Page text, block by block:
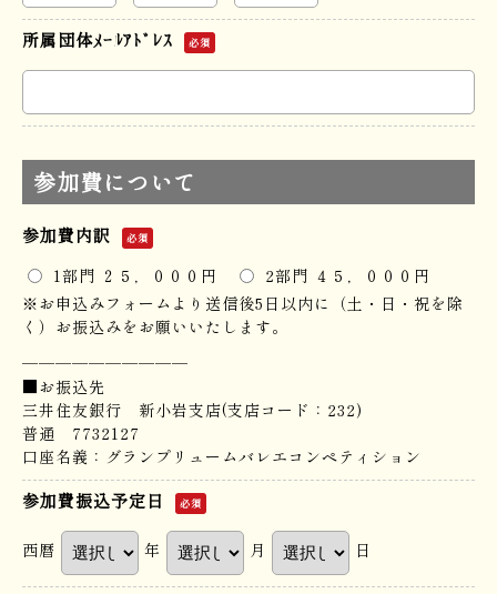
所属団体ﾒｰﾙｱﾄﾞﾚｽ 必須
参加費について
参加費内訳 必須
1部門 ２５，０００円
2部門 ４５，０００円
※お申込みフォームより送信後5日以内に（土・日・祝を除
く）お振込みをお願いいたします。
──────────
■お振込先
三井住友銀行 新小岩支店(支店コード：232)
普通 7732127
口座名義：グランプリュームバレエコンペティション
参加費振込予定日 必須
西暦 年 月 日